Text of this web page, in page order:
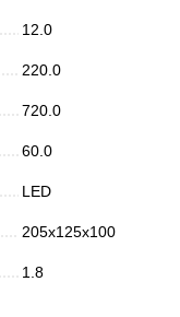
12.0
220.0
720.0
60.0
LED
205x125x100
1.8